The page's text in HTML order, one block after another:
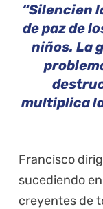
“Silencien
de paz de
niños. La
multiplica
Francisco
sucediendo
creyentes de